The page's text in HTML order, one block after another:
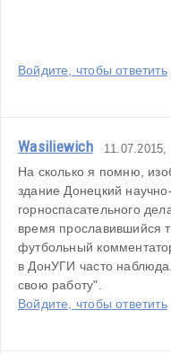
Войдите, чтобы ответить
Wasiliewich 11.07.2015,
На сколько я помню,
здание Донецкий
горноспасательного
время прославившийся
футбольный
в ДонУГИ часто
свою работу".
Войдите, чтобы ответить